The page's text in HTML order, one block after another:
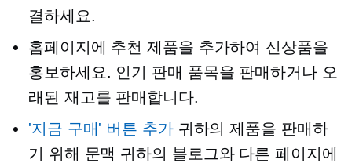
결하세요.
홈페이지에 추천 제품을 추가하여 신상품을
홍보하세요. 인기 판매 품목을 판매하거나 오
래된 재고를 판매합니다.
'지금 구매' 버튼 추가귀하의 제품을 판매하
기 위해 문맥 귀하의 블로그와 다른 페이지에